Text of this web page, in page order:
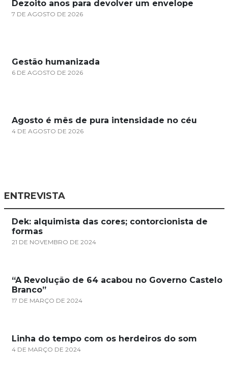
Dezoito anos para devolver um envelope
7 DE AGOSTO DE 2026
Gestão humanizada
6 DE AGOSTO DE 2026
Agosto é mês de pura intensidade no céu
4 DE AGOSTO DE 2026
ENTREVISTA
Dek: alquimista das cores; contorcionista de
formas
21 DE NOVEMBRO DE 2024
“A Revolução de 64 acabou no Governo Castelo
Branco”
17 DE MARÇO DE 2024
Linha do tempo com os herdeiros do som
4 DE MARÇO DE 2024